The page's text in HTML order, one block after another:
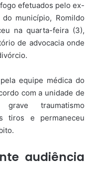
efetuados pelo ex-
município, Romildo
na quarta-feira (3),
de advocacia onde
equipe médica do
com a unidade de
traumatismo
tiros e permaneceu
audiência